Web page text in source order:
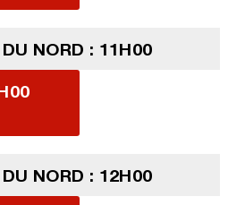
NORD : 11H00
NORD : 12H00